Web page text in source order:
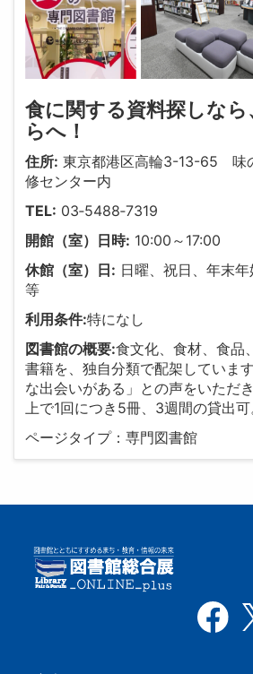
食に関する資料探しな
らへ！
住所: 東京都港区高輪3-13-65 味
修センター内
TEL: 03‐5488‐7319
開館（室）日時: 10:00～17:00
休館（室）日: 日曜、祝日、年末
等
利用条件:特になし
図書館の概要:食文化、食材、食品
書籍を、独自分類で配架していま
な出会いがある」との声をいただ
上で1回につき5冊、3週間の貸出可
ページタイプ：専門図書館